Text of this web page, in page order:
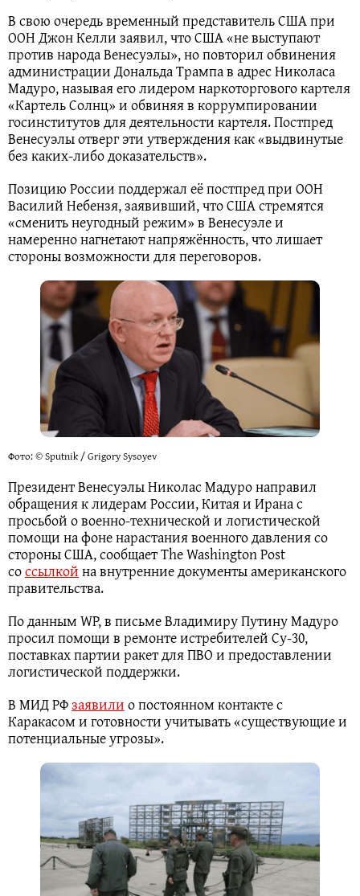
В свою очередь временный представитель США при
ООН Джон Келли заявил, что США «не выступают
против народа Венесуэлы», но повторил обвинения
администрации Дональда Трампа в адрес Николаса
Мадуро, называя его лидером наркоторгового картеля
«Картель Солнц» и обвиняя в коррумпировании
госинститутов для деятельности картеля. Постпред
Венесуэлы отверг эти утверждения как «выдвинутые
без каких-либо доказательств».
Позицию России поддержал её постпред при ООН
Василий Небензя, заявивший, что США стремятся
«сменить неугодный режим» в Венесуэле и
намеренно нагнетают напряжённость, что лишает
стороны возможности для переговоров.
Фото: © Sputnik / Grigory Sysoyev
Президент Венесуэлы Николас Мадуро направил
обращения к лидерам России, Китая и Ирана с
просьбой о военно‑технической и логистической
помощи на фоне нарастания военного давления со
стороны США, сообщает The Washington Post
соссылкойна внутренние документы американского
правительства.
По данным WP, в письме Владимиру Путину Мадуро
просил помощи в ремонте истребителей Су‑30,
поставках партии ракет для ПВО и предоставлении
логистической поддержки.
В МИД РФзаявилио постоянном контакте с
Каракасом и готовности учитывать «существующие и
потенциальные угрозы».